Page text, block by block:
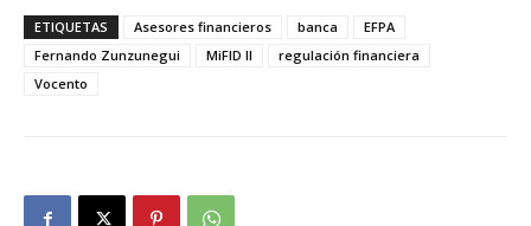
ETIQUETAS Asesores financieros banca
EFPA
Fernando Zunzunegui
MiFID II
regulación financiera
Vocento